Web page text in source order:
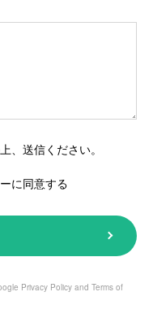
、送信ください。
に同意する
Privacy Policy and Terms of